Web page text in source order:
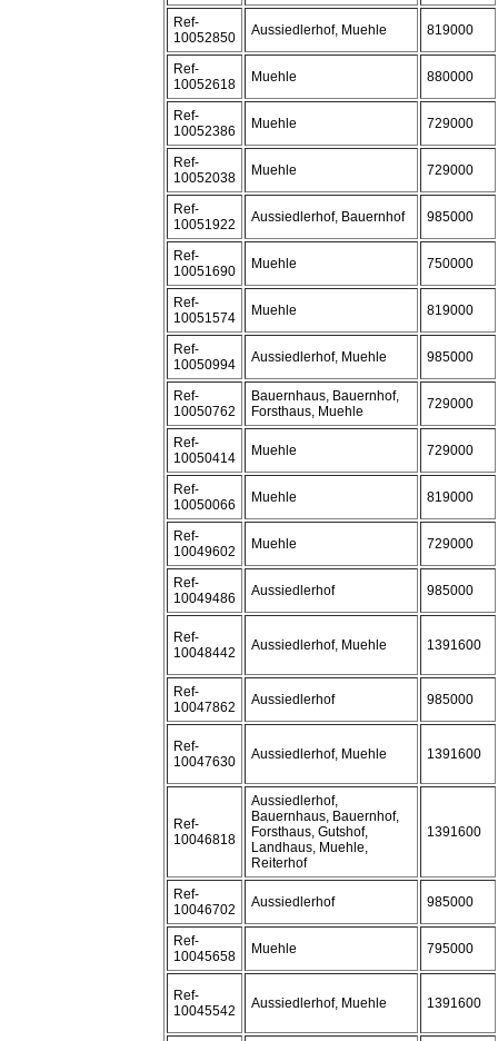
Ref-
10052850
Aussiedlerhof, Muehle 819000
Ref-
10052618
Muehle 880000
Ref-
10052386
Muehle 729000
Ref-
10052038
Muehle 729000
Ref-
10051922
Aussiedlerhof, Bauernhof 985000
Ref-
10051690
Muehle 750000
Ref-
10051574
Muehle 819000
Ref-
10050994
Aussiedlerhof, Muehle 985000
Ref-
10050762
Bauernhaus, Bauernhof,
Forsthaus, Muehle
729000
Ref-
10050414
Muehle 729000
Ref-
10050066
Muehle 819000
Ref-
10049602
Muehle 729000
Ref-
10049486
Aussiedlerhof 985000
Ref-
10048442
Aussiedlerhof, Muehle 1391600
Ref-
10047862
Aussiedlerhof 985000
Ref-
10047630
Aussiedlerhof, Muehle 1391600
Ref-
10046818
Aussiedlerhof,
Bauernhaus, Bauernhof,
Forsthaus, Gutshof,
Landhaus, Muehle,
Reiterhof
1391600
Ref-
10046702
Aussiedlerhof 985000
Ref-
10045658
Muehle 795000
Ref-
10045542
Aussiedlerhof, Muehle 1391600